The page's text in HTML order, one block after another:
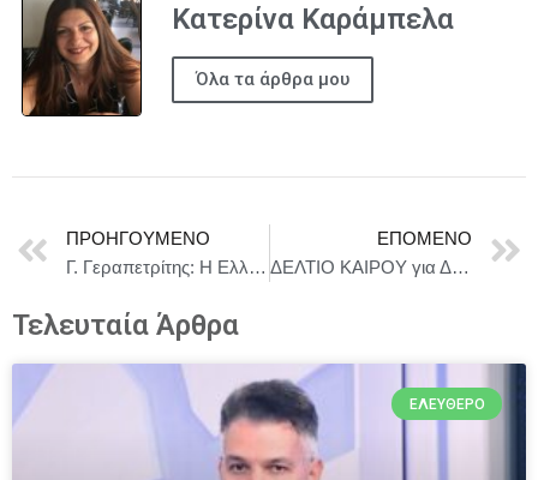
Κατερίνα Καράμπελα
Όλα τα άρθρα μου
ΠΡΟΗΓΟΎΜΕΝΟ
Γ. Γεραπετρίτης: Η Ελλάδα έχει λάβει πρόσκληση από τον Ντ. Τραμπ για το Συμβούλιο Ειρήνης
ΕΠΌΜΕΝΟ
ΔΕΛΤΙΟ ΚΑΙΡΟΥ για Δευτέρα 19/1
Τελευταία Άρθρα
ΕΛΕΎΘΕΡΟ